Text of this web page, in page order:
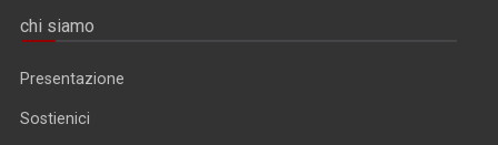
chi siamo
Presentazione
Sostienici